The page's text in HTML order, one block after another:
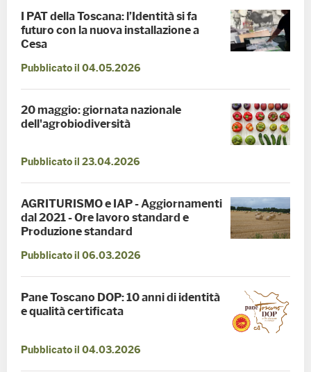
I PAT della Toscana: l’Identità si fa
futuro con la nuova installazione a
Cesa
Pubblicato il 04.05.2026
20 maggio: giornata nazionale
dell'agrobiodiversità
Pubblicato il 23.04.2026
AGRITURISMO e IAP - Aggiornamenti
dal 2021 - Ore lavoro standard e
Produzione standard
Pubblicato il 06.03.2026
Pane Toscano DOP: 10 anni di identità
e qualità certificata
Pubblicato il 04.03.2026